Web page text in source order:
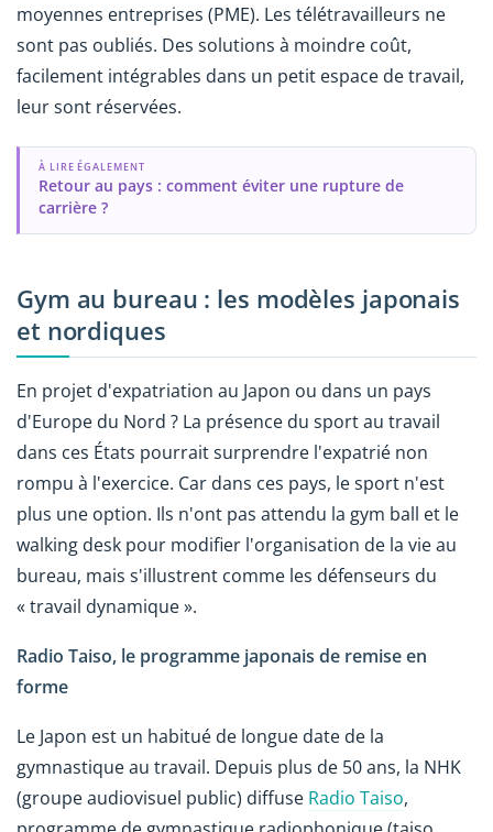
moyennes entreprises (PME). Les télétravailleurs ne
sont pas oubliés. Des solutions à moindre coût,
facilement intégrables dans un petit espace de travail,
leur sont réservées.
À LIRE ÉGALEMENT
Retour au pays : comment éviter une rupture de
carrière ?
Gym au bureau : les modèles japonais
et nordiques
En projet d'expatriation au Japon ou dans un pays
d'Europe du Nord ? La présence du sport au travail
dans ces États pourrait surprendre l'expatrié non
rompu à l'exercice. Car dans ces pays, le sport n'est
plus une option. Ils n'ont pas attendu la gym ball et le
walking desk pour modifier l'organisation de la vie au
bureau, mais s'illustrent comme les défenseurs du
« travail dynamique ».
Radio Taiso, le programme japonais de remise en
forme
Le Japon est un habitué de longue date de la
gymnastique au travail. Depuis plus de 50 ans, la NHK
(groupe audiovisuel public) diffuse Radio Taiso,